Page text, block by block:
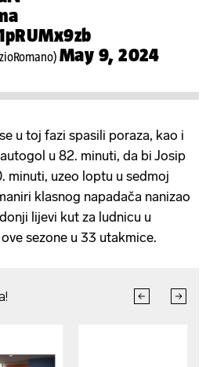
May 9, 2024
u toj fazi spasili poraza, kao i
u 82. minuti, da bi Josip
minuti, uzeo loptu u sedmoj
klasnog napadača nanizao
lijevi kut za ludnicu u
sezone u 33 utakmice.